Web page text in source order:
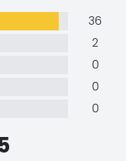
36
2
0
0
0